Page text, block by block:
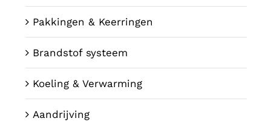
Pakkingen & Keerringen
Brandstof systeem
Koeling & Verwarming
Aandrijving